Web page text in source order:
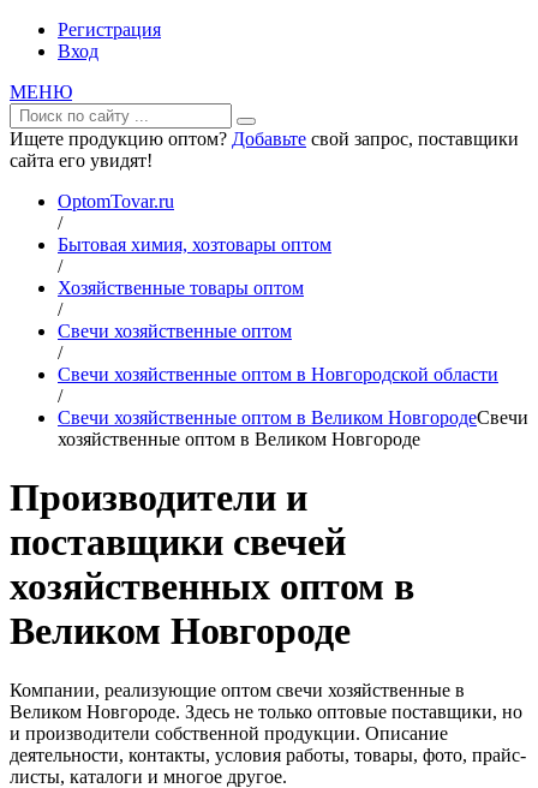
Регистрация
Вход
МЕНЮ
Ищете продукцию оптом? Добавьте свой запрос, поставщики
сайта его увидят!
OptomTovar.ru
/
Бытовая химия, хозтовары оптом
/
Хозяйственные товары оптом
/
Свечи хозяйственные оптом
/
Свечи хозяйственные оптом в Новгородской области
/
Свечи хозяйственные оптом в Великом НовгородеСвечи
хозяйственные оптом в Великом Новгороде
Производители и
поставщики свечей
хозяйственных оптом в
Великом Новгороде
Компании, реализующие оптом свечи хозяйственные в
Великом Новгороде. Здесь не только оптовые поставщики, но
и производители собственной продукции. Описание
деятельности, контакты, условия работы, товары, фото, прайс-
листы, каталоги и многое другое.